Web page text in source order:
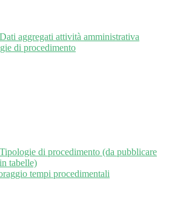
Dati aggregati attività amministrativa
di procedimento
Tipologie di procedimento (da pubblicare
in tabelle)
tempi procedimentali